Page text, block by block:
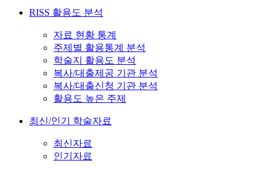
RISS 활용도 분석
자료 현황 통계
주제별 활용통계 분석
학술지 활용도 분석
복사/대출제공 기관 분석
복사/대출신청 기관 분석
활용도 높은 주제
최신/인기 학술자료
최신자료
인기자료